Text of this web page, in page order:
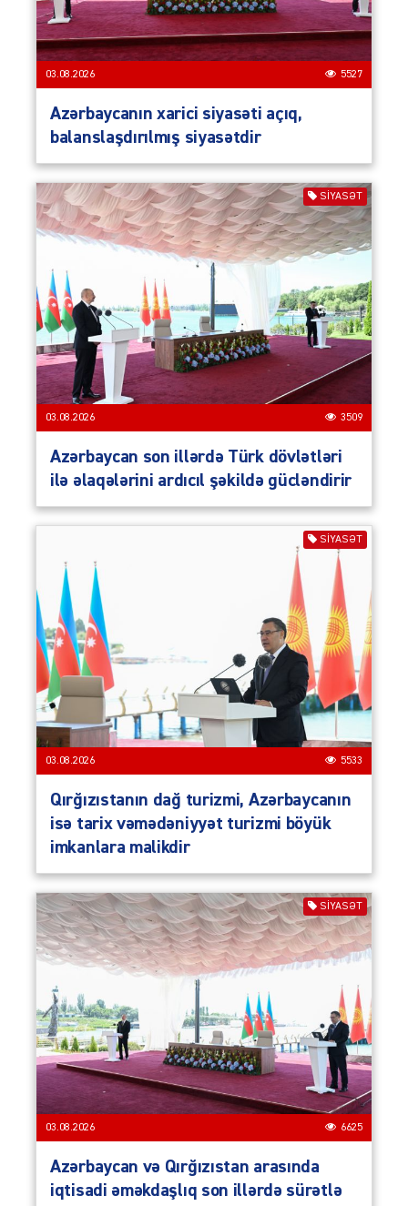
03.08.2026 5527
Azərbaycanın xarici siyasəti açıq,
balanslaşdırılmış siyasətdir
SIYASƏT
03.08.2026 3509
Azərbaycan son illərdə Türk dövlətləri
ilə əlaqələrini ardıcıl şəkildə gücləndirir
SIYASƏT
03.08.2026 5533
Qırğızıstanın dağ turizmi, Azərbaycanın
isə tarix vəmədəniyyət turizmi böyük
imkanlara malikdir
SIYASƏT
03.08.2026 6625
Azərbaycan və Qırğızıstan arasında
iqtisadi əməkdaşlıq son illərdə sürətlə